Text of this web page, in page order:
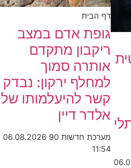
דף הבית
גופת אדם במצב
ריקבון מתקדם
אותרה סמוך
למחלף ירקון: נבדק
קשר להיעלמותו של
אלדר דיין
מערכת חדשות 90
06.08.2026